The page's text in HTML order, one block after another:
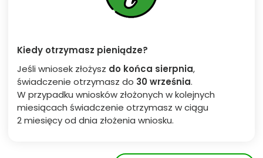
Kiedy otrzymasz pieniądze?
Jeśli wniosek złożysz do końca sierpnia,
świadczenie otrzymasz do 30 września.
W przypadku wniosków złożonych w kolejnych
miesiącach świadczenie otrzymasz w ciągu
2 miesięcy od dnia złożenia wniosku.